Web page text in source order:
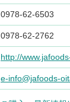
0978-62-6503
0978-62-2762
http://
e-info@jafoods-